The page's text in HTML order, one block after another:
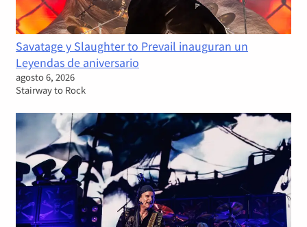
Savatage y Slaughter to Prevail inauguran un
Leyendas de aniversario
agosto 6, 2026
Stairway to Rock